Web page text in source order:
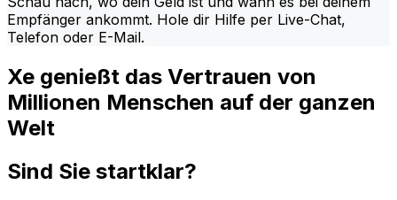
Empfänger ankommt. Hole dir Hilfe per Live-Chat,
Telefon oder E-Mail.
Xe genießt das Vertrauen von
Millionen Menschen auf der ganzen
Welt
Sind Sie startklar?